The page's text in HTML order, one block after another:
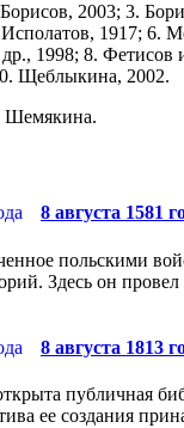
2003; 3.
1917; 6.
1998; 8. Фетисов
Щеблыкина, 2002.
Шемякина.
8 августа 1581
польскими
Здесь он
8 августа 1813
публичная
ее создания